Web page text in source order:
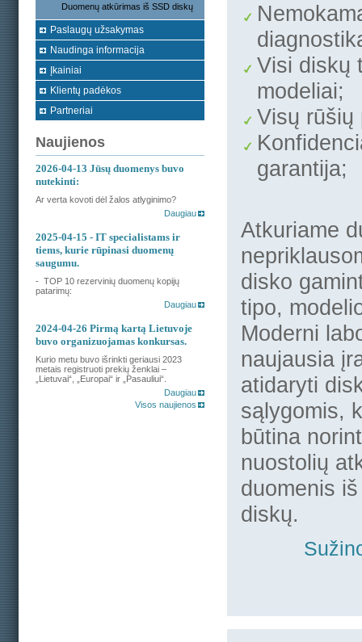
Duomenų atkūrimas iš SSD diskų
Paslaugų užsakymas
Naudinga informacija
Įkainiai
Klientų padėkos
Partneriai
Naujienos
2026-04-13 Jūsų duomenys buvo
nutekinti:
Ar verta kovoti dėl žalos atlyginimo?
Daugiau
2025-04-15 - IT specialistams ir
tiems, kurie rūpinasi duomenų
saugumu.
- TOP 10 rezervinių duomenų kopijų
patarimų:
Daugiau
2024-04-26 Pirmą kartą Lietuvoje
buvo organizuojamas konkursas.
Kurio metu buvo išrinkti geriausi 2023
metais registruoti prekių ženklai –
„Lietuvai“, „Europai“ ir „Pasauliui“.
Daugiau
Visos naujienos
Visi diskų
modeliai;
Visų rūšių
garantija;
Atkuriame
disko
tipo,
Moderni
naujausia
atidaryti
sąlygomis,
būtina
nuostolių
duomenis
diskų.